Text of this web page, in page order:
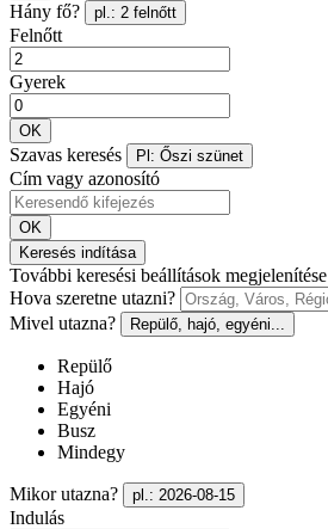
Hány fő? pl.: 2 felnőtt
Felnőtt
Gyerek
OK
Szavas keresés Pl: Őszi szünet
Cím vagy azonosító
OK
Keresés indítása
További keresési beállítások megjelenítése
Hova szeretne utazni?
Mivel utazna?
Repülő, hajó, egyéni...
Repülő
Hajó
Egyéni
Busz
Mindegy
Mikor utazna? pl.: 2026-08-15
Indulás